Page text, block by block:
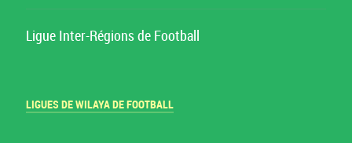
Ligue Inter-Régions de Football
LIGUES DE WILAYA DE FOOTBALL